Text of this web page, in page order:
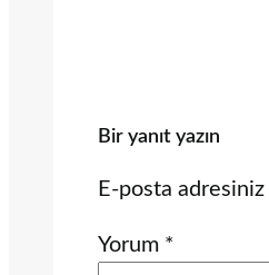
Bir yanıt yazın
E-posta adresiniz
Yorum *